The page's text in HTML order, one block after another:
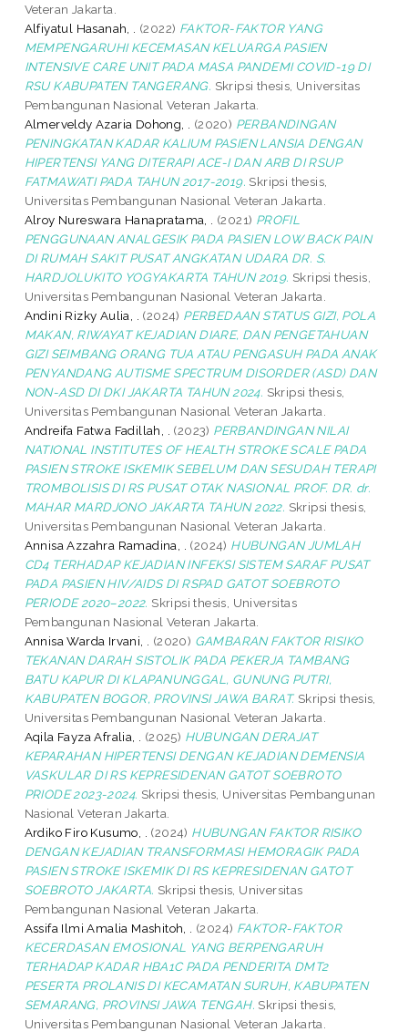
Veteran Jakarta.
Alfiyatul Hasanah, .
(2022) FAKTOR-FAKTOR YANG
MEMPENGARUHI KECEMASAN KELUARGA PASIEN
INTENSIVE CARE UNIT PADA MASA PANDEMI COVID-19 DI
RSU KABUPATEN TANGERANG. Skripsi thesis, Universitas
Pembangunan Nasional Veteran Jakarta.
Almerveldy Azaria Dohong, .
(2020) PERBANDINGAN
PENINGKATAN KADAR KALIUM PASIEN LANSIA DENGAN
HIPERTENSI YANG DITERAPI ACE-I DAN ARB DI RSUP
FATMAWATI PADA TAHUN 2017-2019. Skripsi thesis,
Universitas Pembangunan Nasional Veteran Jakarta.
Alroy Nureswara Hanapratama, .
(2021) PROFIL
PENGGUNAAN ANALGESIK PADA PASIEN LOW BACK PAIN
DI RUMAH SAKIT PUSAT ANGKATAN UDARA DR. S.
HARDJOLUKITO YOGYAKARTA TAHUN 2019. Skripsi thesis,
Universitas Pembangunan Nasional Veteran Jakarta.
Andini Rizky Aulia, .
(2024) PERBEDAAN STATUS GIZI, POLA
MAKAN, RIWAYAT KEJADIAN DIARE, DAN PENGETAHUAN
GIZI SEIMBANG ORANG TUA ATAU PENGASUH PADA ANAK
PENYANDANG AUTISME SPECTRUM DISORDER (ASD) DAN
NON-ASD DI DKI JAKARTA TAHUN 2024. Skripsi thesis,
Universitas Pembangunan Nasional Veteran Jakarta.
Andreifa Fatwa Fadillah, .
(2023) PERBANDINGAN NILAI
NATIONAL INSTITUTES OF HEALTH STROKE SCALE PADA
PASIEN STROKE ISKEMIK SEBELUM DAN SESUDAH TERAPI
TROMBOLISIS DI RS PUSAT OTAK NASIONAL PROF. DR. dr.
MAHAR MARDJONO JAKARTA TAHUN 2022. Skripsi thesis,
Universitas Pembangunan Nasional Veteran Jakarta.
Annisa Azzahra Ramadina, .
(2024) HUBUNGAN JUMLAH
CD4 TERHADAP KEJADIAN INFEKSI SISTEM SARAF PUSAT
PADA PASIEN HIV/AIDS DI RSPAD GATOT SOEBROTO
PERIODE 2020–2022. Skripsi thesis, Universitas
Pembangunan Nasional Veteran Jakarta.
Annisa Warda Irvani, .
(2020) GAMBARAN FAKTOR RISIKO
TEKANAN DARAH SISTOLIK PADA PEKERJA TAMBANG
BATU KAPUR DI KLAPANUNGGAL, GUNUNG PUTRI,
KABUPATEN BOGOR, PROVINSI JAWA BARAT. Skripsi thesis,
Universitas Pembangunan Nasional Veteran Jakarta.
Aqila Fayza Afralia, .
(2025) HUBUNGAN DERAJAT
KEPARAHAN HIPERTENSI DENGAN KEJADIAN DEMENSIA
VASKULAR DI RS KEPRESIDENAN GATOT SOEBROTO
PRIODE 2023-2024. Skripsi thesis, Universitas Pembangunan
Nasional Veteran Jakarta.
Ardiko Firo Kusumo, .
(2024) HUBUNGAN FAKTOR RISIKO
DENGAN KEJADIAN TRANSFORMASI HEMORAGIK PADA
PASIEN STROKE ISKEMIK DI RS KEPRESIDENAN GATOT
SOEBROTO JAKARTA. Skripsi thesis, Universitas
Pembangunan Nasional Veteran Jakarta.
Assifa Ilmi Amalia Mashitoh, .
(2024) FAKTOR-FAKTOR
KECERDASAN EMOSIONAL YANG BERPENGARUH
TERHADAP KADAR HBA1C PADA PENDERITA DMT2
PESERTA PROLANIS DI KECAMATAN SURUH, KABUPATEN
SEMARANG, PROVINSI JAWA TENGAH. Skripsi thesis,
Universitas Pembangunan Nasional Veteran Jakarta.